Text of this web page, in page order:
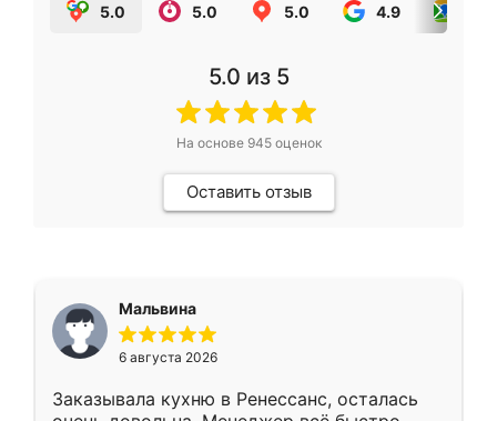
5.0 5.0 5.0 4.9
5.0 из 5
На основе 945оценок
Оставить отзыв
Мальвина
6 августа 2026
Заказывала кухню в Ренессанс, осталась